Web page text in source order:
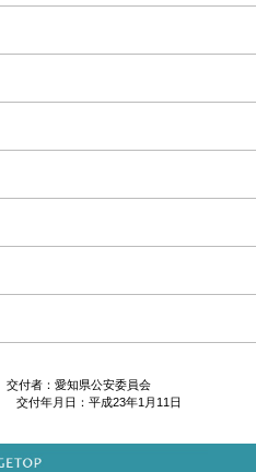
付者：愛知県公安委員会
付年月日：平成23年1月11日